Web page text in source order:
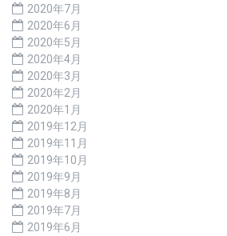
2020年7月
2020年6月
2020年5月
2020年4月
2020年3月
2020年2月
2020年1月
2019年12月
2019年11月
2019年10月
2019年9月
2019年8月
2019年7月
2019年6月